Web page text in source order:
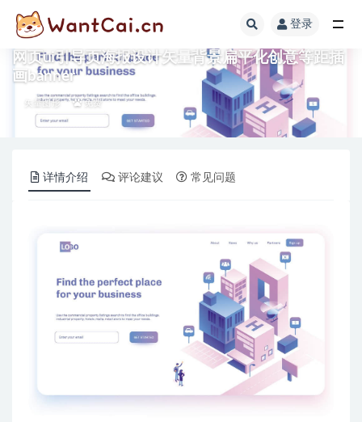
登录
网页ui引导页海报设计矢量背景扁平化创意等距插
画banner
矢量图形 免费
详情介绍 评论建议 常见问题